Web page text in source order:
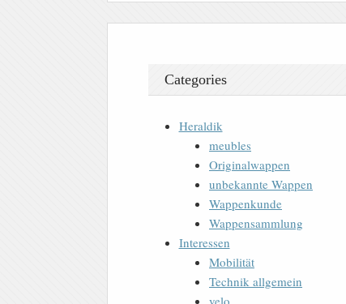
Categories
Heraldik
meubles
Originalwappen
unbekannte Wappen
Wappenkunde
Wappensammlung
Interessen
Mobilität
Technik allgemein
velo